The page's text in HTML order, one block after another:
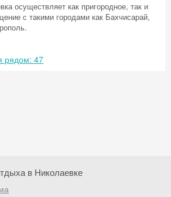
осуществляет как пригородное, так и
с такими городами как Бахчисарай,
рядом: 47
в Николаевке